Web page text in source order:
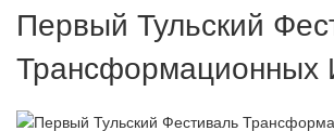
Первый Тульский
Трансформационных